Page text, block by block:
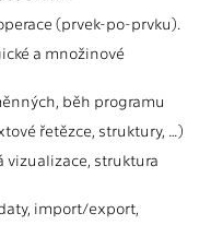
(prvek-po-prvku).
a množinové
běh programu
řetězce, struktury, …)
vizualizace, struktura
daty, import/export,